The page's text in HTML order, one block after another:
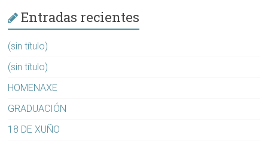
Entradas recientes
(sin título)
(sin título)
HOMENAXE
GRADUACIÓN
18 DE XUÑO